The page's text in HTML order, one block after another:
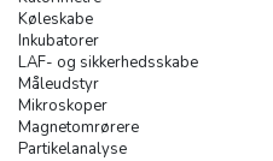
Køleskabe
Inkubatorer
LAF- og sikkerhedsskabe
Måleudstyr
Mikroskoper
Magnetomrørere
Partikelanalyse